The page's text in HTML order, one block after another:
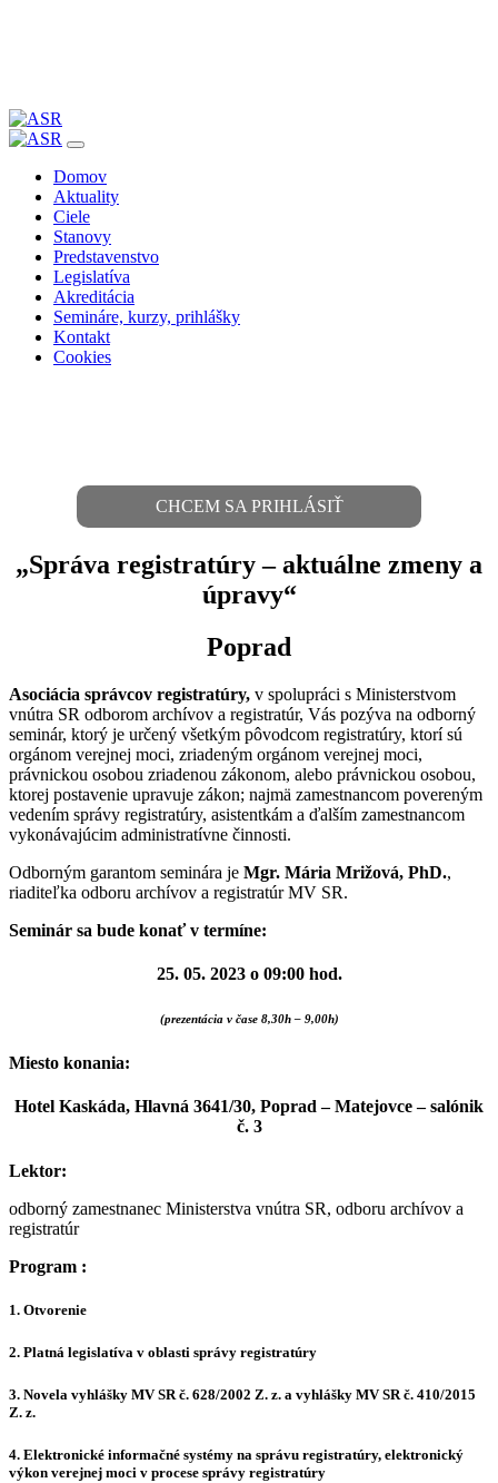
Skip
contentDomov
Aktuality
Ciele
Stanovy
Predstavenstvo
Legislatíva
Akreditácia
Semináre, kurzy, prihlášky
Kontakt
Cookies
CHCEM SA PRIHLÁSIŤ
„Správa registratúry – aktuálne zmeny a
úpravy“
Poprad
Asociácia správcov registratúry, v spolupráci s Ministerstvom
vnútra SR odborom archívov a registratúr, Vás pozýva na odborný
seminár, ktorý je určený všetkým pôvodcom registratúry, ktorí sú
orgánom verejnej moci, zriadeným orgánom verejnej moci,
právnickou osobou zriadenou zákonom, alebo právnickou osobou,
ktorej postavenie upravuje zákon; najmä zamestnancom povereným
vedením správy registratúry, asistentkám a ďalším zamestnancom
vykonávajúcim administratívne činnosti.
Odborným garantom seminára je Mgr. Mária Mrižová, PhD.,
riaditeľka odboru archívov a registratúr MV SR.
Seminár sa bude konať v termíne:
25. 05. 2023 o 09:00 hod.
(prezentácia v čase 8,30h – 9,00h)
Miesto konania:
Hotel Kaskáda, Hlavná 3641/30, Poprad – Matejovce– salónik
č. 3
Lektor:
odborný zamestnanec Ministerstva vnútra SR, odboru archívov a
registratúr
Program :
1. Otvorenie
2. Platná legislatíva v oblasti správy registratúry
3. Novela vyhlášky MV SR č. 628/2002 Z. z. a vyhlášky MV SR č. 410/2015
Z. z.
4. Elektronické informačné systémy na správu registratúry, elektronický
výkon verejnej moci v procese správy registratúry